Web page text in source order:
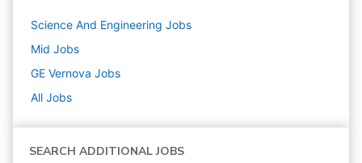
Science And Engineering Jobs
Mid Jobs
GE Vernova Jobs
All Jobs
SEARCH ADDITIONAL JOBS